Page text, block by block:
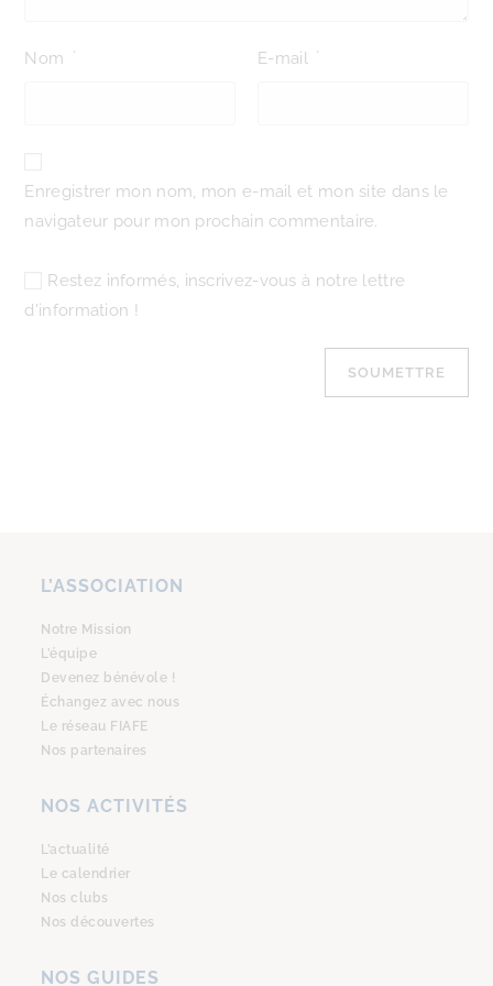
Nom * E-mail *
Enregistrer mon nom, mon e-mail et mon site dans le
navigateur pour mon prochain commentaire.
Restez informés, inscrivez-vous à notre lettre
d'information !
L’ASSOCIATION
Notre Mission
L’équipe
Devenez bénévole !
Échangez avec nous
Le réseau FIAFE
Nos partenaires
NOS ACTIVITÉS
L’actualité
Le calendrier
Nos clubs
Nos découvertes
NOS GUIDES